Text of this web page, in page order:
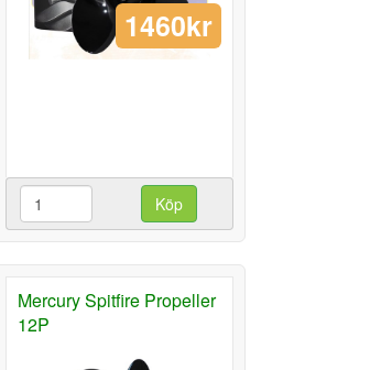
1460kr
Köp
Mercury Spitfire Propeller
12P